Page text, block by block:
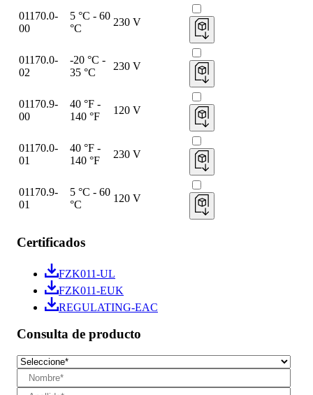
01170.0-
00
5 °C - 60
°C
230 V
01170.0-
02
-20 °C -
35 °C
230 V
01170.9-
00
40 °F -
140 °F
120 V
01170.0-
01
40 °F -
140 °F
230 V
01170.9-
01
5 °C - 60
°C
120 V
Certificados
FZK011-UL
FZK011-EUK
REGULATING-EAC
Consulta de producto